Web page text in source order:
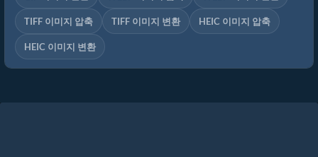
TIFF 이미지 압축 TIFF 이미지 변환 HEIC 이미지 압축
HEIC 이미지 변환